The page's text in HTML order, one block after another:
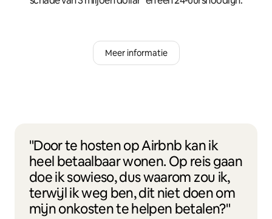
Meer informatie
"Door te hosten op Airbnb kan ik
heel betaalbaar wonen. Op reis gaan
doe ik sowieso, dus waarom zou ik,
terwijl ik weg ben, dit niet doen om
mijn onkosten te helpen betalen?"